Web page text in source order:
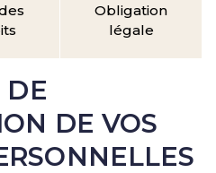
Obligation
légale
DE
DE VOS